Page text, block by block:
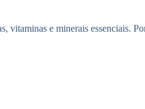
vitaminas e minerais essenciais.